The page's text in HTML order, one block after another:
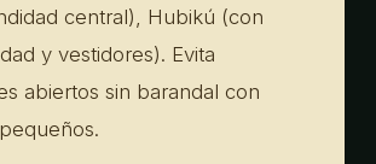
central), Hubikú (con
y vestidores). Evita
abiertos sin barandal con